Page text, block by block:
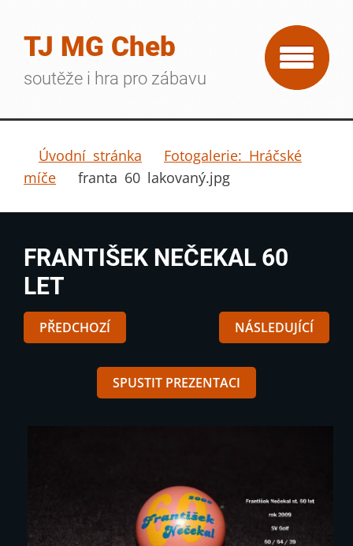
TJ MG Cheb
soutěže i hra pro zábavu
Úvodní stránka
Fotogalerie: Hráčské
míče
franta 60 lakovaný.jpg
FRANTIŠEK NEČEKAL 60
LET
PŘEDCHOZÍ NÁSLEDUJÍCÍ
SPUSTIT PREZENTACI